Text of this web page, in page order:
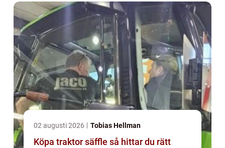
02 augusti 2026 Tobias Hellman
Köpa traktor säffle så hittar du rätt